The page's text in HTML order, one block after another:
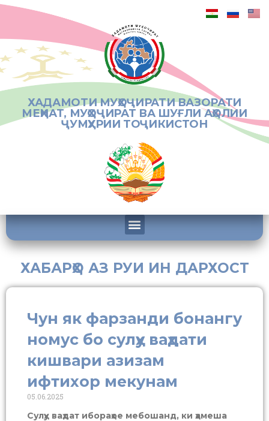
ХАДАМОТИ МУҲОҶИРАТИ ВАЗОРАТИ
МЕҲНАТ, МУҲОҶИРАТ ВА ШУҒЛИ АҲОЛИИ
ҶУМҲУРИИ ТОҶИКИСТОН
ХАБАРҲО АЗ РУИ ИН ДАРХОСТ
Чун як фарзанди бонангу
номус бо сулҳу ваҳдати
кишвари азизам
ифтихор мекунам
05.06.2025
Сулҳу ваҳдат ибораҳое мебошанд, ки ҳамеша